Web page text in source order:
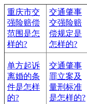
重庆市交
强险赔偿
范围是怎
样的?
交通肇事
交强险赔
偿规定是
怎样的?
单方起诉
离婚的条
件是怎样
的?
交通肇事
罪立案及
量刑标准
是怎样的?